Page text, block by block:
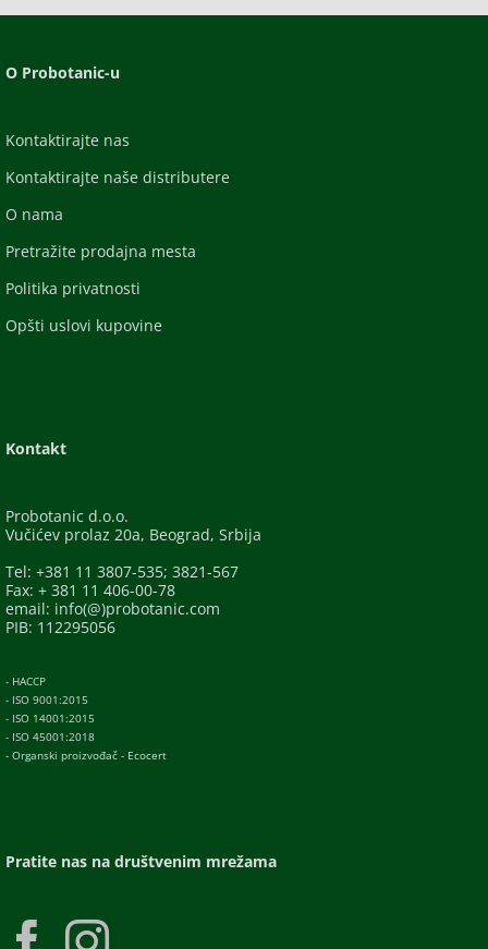
O Probotanic-u
Kontaktirajte nas
Kontaktirajte naše distributere
O nama
Pretražite prodajna mesta
Politika privatnosti
Opšti uslovi kupovine
Kontakt
Probotanic d.o.o.
Vučićev prolaz 20a, Beograd, Srbija
Tel: +381 11 3807-535; 3821-567
Fax: + 381 11 406-00-78
email: info(@)probotanic.com
PIB: 112295056
- HACCP
- ISO 9001:2015
- ISO 14001:2015
- ISO 45001:2018
- Organski proizvođač - Ecocert
Pratite nas na društvenim mrežama